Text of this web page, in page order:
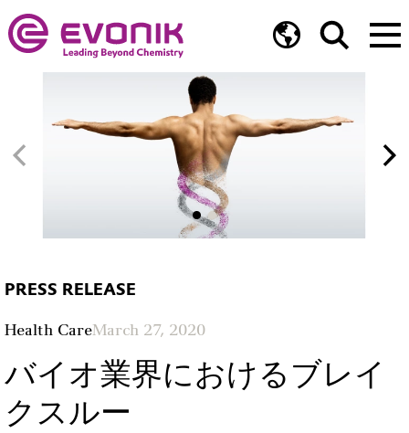
PRESS RELEASE
Health CareMarch 27, 2020
バイオ業界におけるブレイ
クスルー